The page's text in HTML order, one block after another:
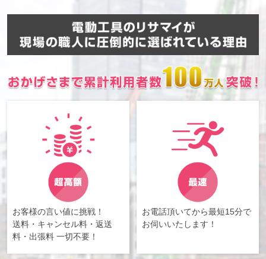
お客様の言い値に挑戦！
送料・キャンセル料・返送
料・出張料 一切不要！
お電話頂いてから最短15分で
お伺いいたします！